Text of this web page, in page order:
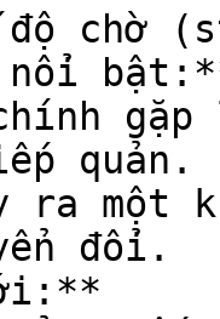
chờ
nổi
quản.
đổi.